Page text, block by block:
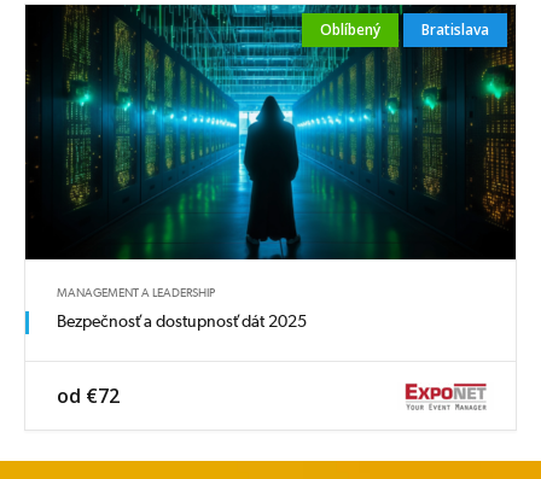
Oblíbený Bratislava
MANAGEMENT A LEADERSHIP
Bezpečnosť a dostupnosť dát 2025
od €72